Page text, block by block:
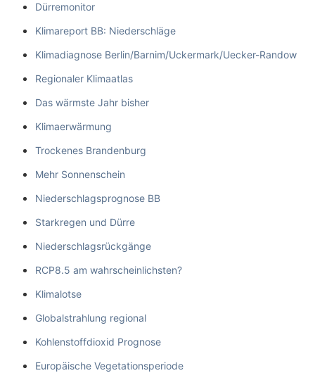
Dürremonitor
Klimareport BB: Niederschläge
Klimadiagnose Berlin/Barnim/Uckermark/Uecker-Randow
Regionaler Klimaatlas
Das wärmste Jahr bisher
Klimaerwärmung
Trockenes Brandenburg
Mehr Sonnenschein
Niederschlagsprognose BB
Starkregen und Dürre
Niederschlagsrückgänge
RCP8.5 am wahrscheinlichsten?
Klimalotse
Globalstrahlung regional
Kohlenstoffdioxid Prognose
Europäische Vegetationsperiode